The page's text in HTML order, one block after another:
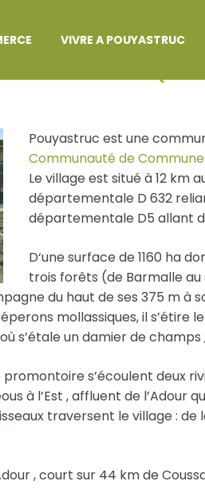
VIVRE A POUYASTRUC
Pouyastruc est une
Communauté de
Le village est situé à 12 km
départementale D 632
départementale D5 allant
D‘une surface de 1160 ha
trois forêts (de Barmalle au
du haut de ses 375 m à
mollassiques, il
s’étale un damier de
s’écoulent deux
à l’Est , affluent de
traversent le village : de
, court sur 44 km de